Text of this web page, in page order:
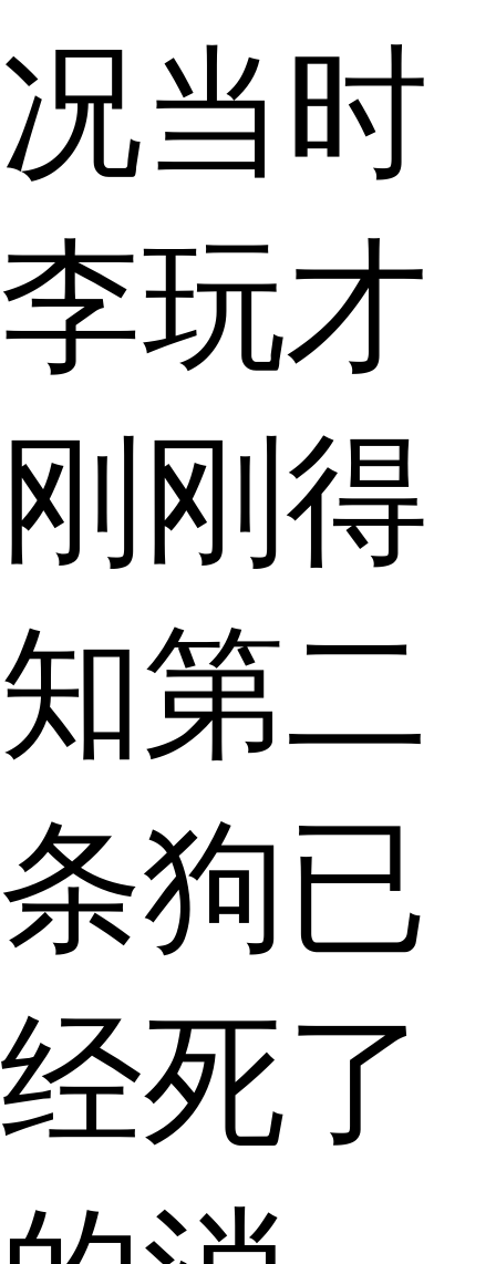
况当时
李玩才
刚刚得
知第二
条狗已
经死了